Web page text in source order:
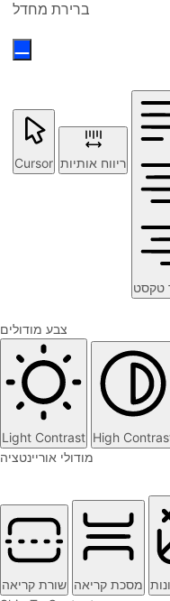
ברירת מחדל
Cursor ריווח אותיות
טקסט
צבע מודולים
Light Contrast High
מודולי אוריינטציה
שורת קריאה מסכת קריאה